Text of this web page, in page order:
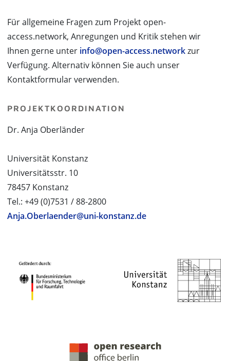
Für allgemeine Fragen zum Projekt open-
access.network, Anregungen und Kritik stehen wir
Ihnen gerne unter info@open-access.networkzur
Verfügung. Alternativ können Sie auch unser
Kontaktformular verwenden.
PROJEKTKOORDINATION
Dr. Anja Oberländer
Universität Konstanz
Universitätsstr. 10
78457 Konstanz
Tel.: +49 (0)7531 / 88-2800
Anja.Oberlaender@uni-konstanz.de